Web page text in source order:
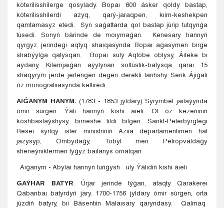
kóterilisshilerge qosylady. Bopaı 600 ásker qoldy bastap,
kóterilisshilerdi azyq, qarý-jaraqpen, kıim-keshekpen
qamtamasyz etedi. Syn saǵattarda qol bastap júrip tutqynǵa
túsedi. Sonyń bárinde de moıymaǵan. Kenesary hannyń
qyrǵyz jerindegi aqtyq shaıqasynda Bopaı aǵasymen birge
shabýylǵa qatysqan. Bopaı sulý Aqtóbe oblysy, Áıteke bı
aýdany, Kilemjaıǵan aýylynan soltústik-batysqa qaraı 15
shaqyrym jerde jerlengen degen derekti tarıhshy Serik Ájiǵalı
óz monografııasynda keltiredi.
AIǴANYM HANYM. (1783 - 1853 jyldary) Syrymbet jaılaýynda
ómir súrgen. Ýálı hannyń kishi áıeli. Ol óz kezeńiniń
kóshbastaýshysy, birneshe tildi bilgen. Sankt-Peterbýrgtegi
Reseı syrtqy ister mınıstriniń Azııa departamentimen hat
jazysyp, Ombydaǵy, Tobyl men Petropvaldaǵy
sheneýniktermen tyǵyz baılanys ornatqan.
Aıǵanym - Abylaı hannyń tuńǵysh uly Ýálıdiń kishi áıeli
GAÝHAR BATYR . Úrjar jerinde týǵan, ataqty Qarakereı
Qabanbaı batyrdyń jary. 1700-1756 jyldary ómir súrgen, orta
júzdiń batyry, bıi Básentıin Malaısary qaryndasy. Qalmaq